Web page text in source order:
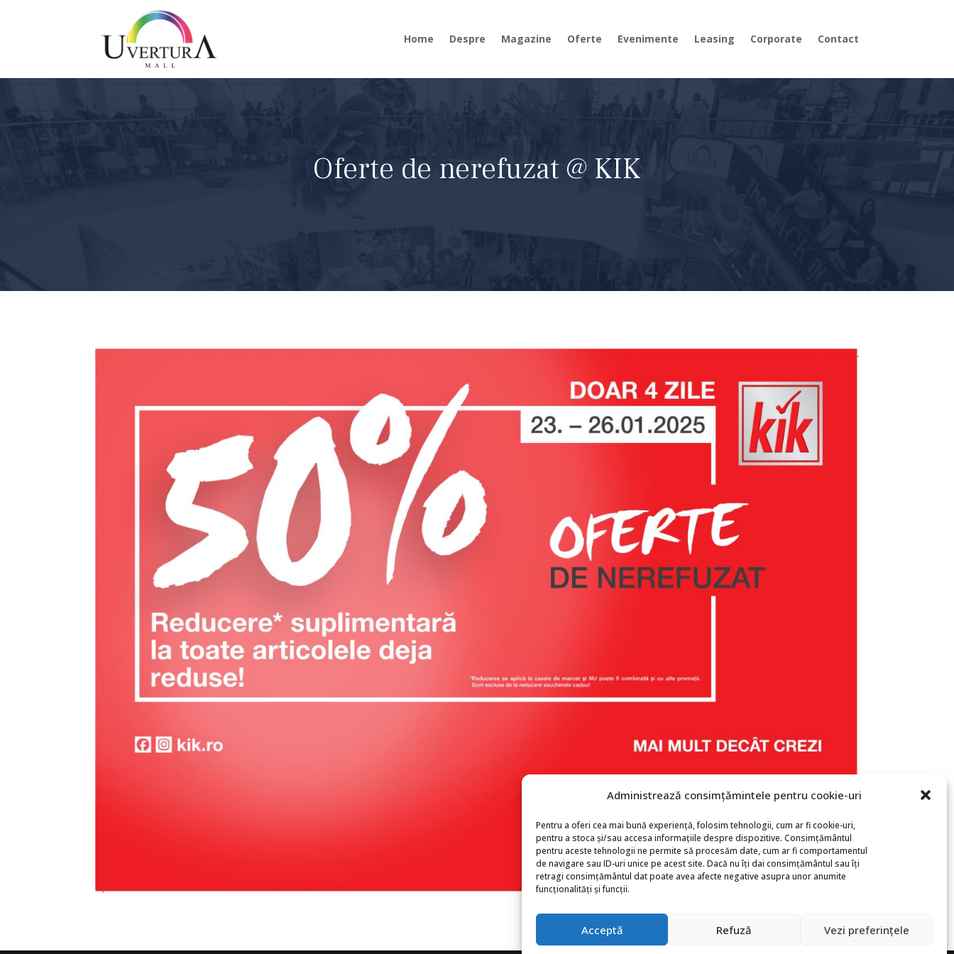
Administrează consimțămintele pentru cookie-uri
Pentru a oferi cea mai bună experiență, folosim tehnologii, cum ar fi cookie-uri,
pentru a stoca și/sau accesa informațiile despre dispozitive. Consimțământul
pentru aceste tehnologii ne permite să procesăm date, cum ar fi comportamentul
de navigare sau ID-uri unice pe acest site. Dacă nu îți dai consimțământul sau îți
retragi consimțământul dat poate avea afecte negative asupra unor anumite
funcționalități și funcții.
Acceptă Refuză Vezi preferințele
Home Despre Magazine Oferte Evenimente Leasing Corporate Contact
Oferte de nerefuzat @ KIK